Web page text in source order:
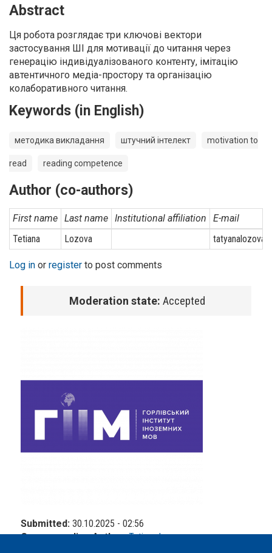
Abstract
Ця робота розглядає три ключові вектори
застосування ШІ для мотивації до читання через
генерацію індивідуалізованого контенту, імітацію
автентичного медіа-простору та організацію
колаборативного читання.
Keywords (in English)
методика викладання штучний інтелект motivation to
read reading competence
Author (co-authors)
First name Last name Institutional affiliation
E-mail
Tetiana
Lozova
Log in or register to post comments
Moderation state: Accepted
Submitted: 30.10.2025 - 02:56
Corresponding Author:Tetiana Lozova